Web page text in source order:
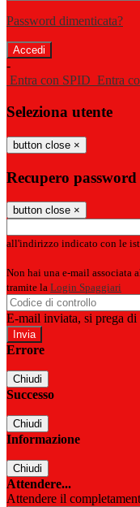
Password dimenticata?
-
Entra con SPID Entra
Seleziona utente
button close ×
Recupero password
button close ×
all'indirizzo indicato con le
Non hai una e-mail associata
tramite la Login Spaggiari
E-mail inviata, si prega di
Errore
Chiudi
Successo
Chiudi
Informazione
Chiudi
Attendere...
Attendere il